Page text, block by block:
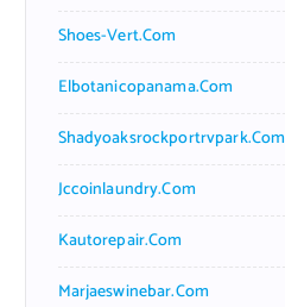
Shoes-Vert.com
Elbotanicopanama.com
Shadyoaksrockportrvpark.com
Jccoinlaundry.com
Kautorepair.com
Marjaeswinebar.com